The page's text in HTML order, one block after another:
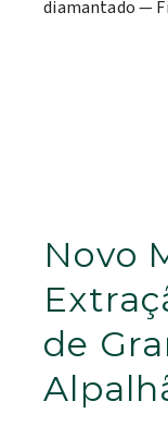
Novo
de